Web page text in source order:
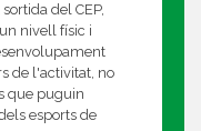
del CEP,
nivell físic i
de l'activitat, no
que puguin
esports de